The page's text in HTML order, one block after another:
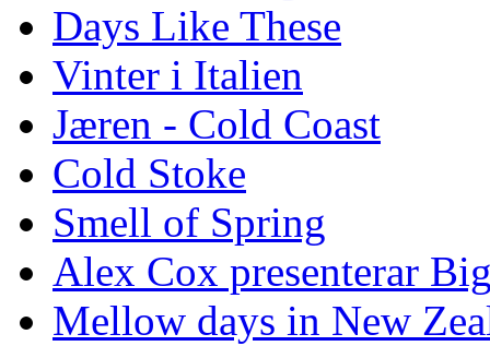
Days Like These
Vinter i Italien
Jæren - Cold Coast
Cold Stoke
Smell of Spring
Alex Cox presenterar
Mellow days in New